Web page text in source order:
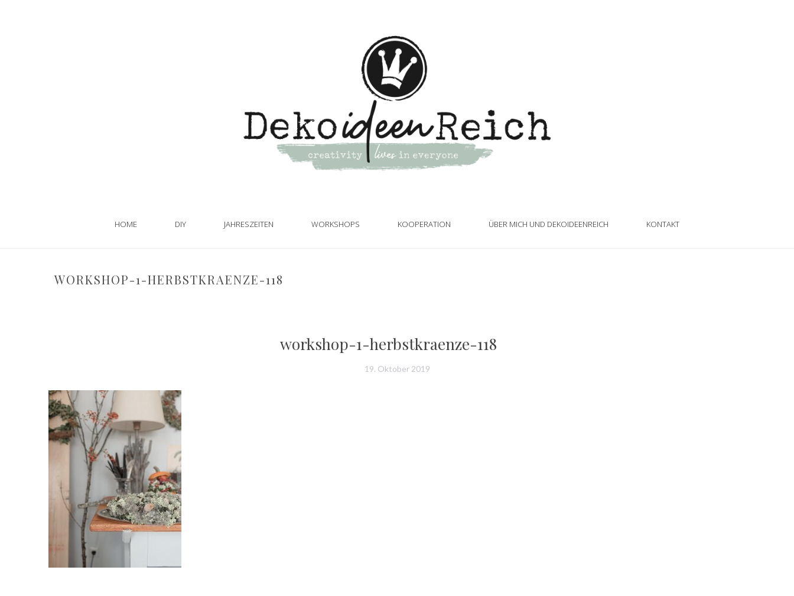
HOME DIY JAHRESZEITEN WORKSHOPS KOOPERATION ÜBER MICH UND DEKOIDEENREICH KONTAKT
WORKSHOP-1-HERBSTKRAENZE-118
workshop-1-herbstkraenze-118
19. Oktober 2019